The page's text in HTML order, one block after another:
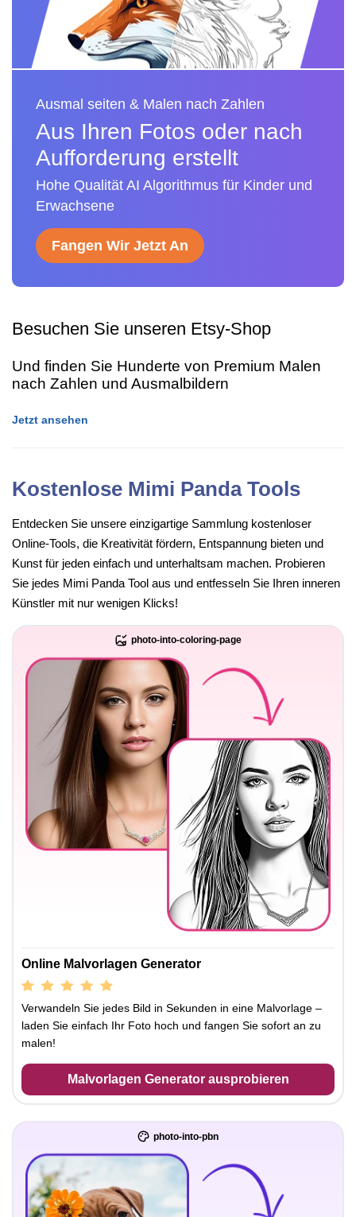
Ausmal seiten & Malen nach Zahlen
Aus Ihren Fotos oder nach
Aufforderung erstellt
Hohe Qualität AI Algorithmus für Kinder und
Erwachsene
Fangen Wir Jetzt An
Besuchen Sie unseren Etsy-Shop
Und finden Sie Hunderte von Premium Malen
nach Zahlen und Ausmalbildern
Jetzt ansehen
Kostenlose Mimi Panda Tools
Entdecken Sie unsere einzigartige Sammlung kostenloser
Online-Tools, die Kreativität fördern, Entspannung bieten und
Kunst für jeden einfach und unterhaltsam machen. Probieren
Sie jedes Mimi Panda Tool aus und entfesseln Sie Ihren inneren
Künstler mit nur wenigen Klicks!
photo-into-coloring-page
Online Malvorlagen Generator
Verwandeln Sie jedes Bild in Sekunden in eine Malvorlage –
laden Sie einfach Ihr Foto hoch und fangen Sie sofort an zu
malen!
Malvorlagen Generator ausprobieren
photo-into-pbn